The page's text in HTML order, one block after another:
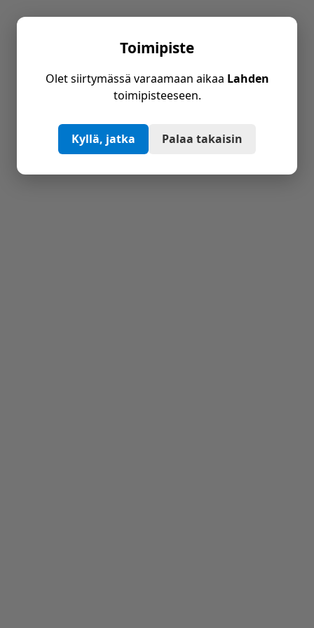
Toimipiste
Olet siirtymässä varaamaan aikaa Lahden
toimipisteeseen.
Kyllä, jatka Palaa takaisin